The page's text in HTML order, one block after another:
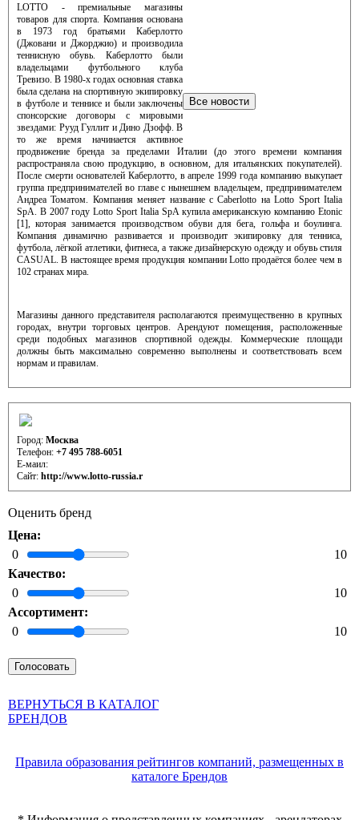
LOTTO - премиальные магазины
товаров для спорта. Компания основана
в 1973 год братьями Каберлотто
(Джовани и Джорджио) и производила
теннисную обувь. Каберлотто были
владельцами футбольного клуба
Тревизо. В 1980-х годах основная ставка
была сделана на спортивную экипировку
в футболе и теннисе и были заключены
спонсорские договоры с мировыми
звездами: Рууд Гуллит и Дино Дзофф. В
то же время начинается активное
продвижение бренда за пределами Италии (до этого времени компания
распространяла свою продукцию, в основном, для итальянских покупателей).
После смерти основателей Каберлотто, в апреле 1999 года компанию выкупает
группа предпринимателей во главе с нынешнем владельцем, предпринимателем
Андреа Томатом. Компания меняет название с Caberlotto на Lotto Sport Italia
SpA. В 2007 году Lotto Sport Italia SpA купила американскую компанию Etonic
[1], которая занимается производством обуви для бега, гольфа и боулинга.
Компания динамично развивается и производит экипировку для тенниса,
футбола, лёгкой атлетики, фитнеса, а также дизайнерскую одежду и обувь стиля
CASUAL. В настоящее время продукция компании Lotto продаётся более чем в
102 странах мира.
Магазины данного представителя располагаются преимущественно в крупных
городах, внутри торговых центров. Арендуют помещения, расположенные
среди подобных магазинов спортивной одежды. Коммерческие площади
должны быть максимально современно выполнены и соответствовать всем
нормам и правилам.
Город: Москва
Телефон: +7 495 788-6051
Е-маил:
Сайт: http://www.lotto-russia.r
Оценить бренд
Цена:
0
10
Качество:
0
10
Ассортимент:
0
10
ВЕРНУТЬСЯ В КАТАЛОГ
БРЕНДОВ
Правила образования рейтингов компаний, размещенных в
каталоге Брендов